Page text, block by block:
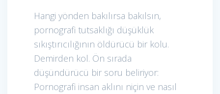
Hangi yönden bakılırsa bakılsın,
pornografi tutsaklığı düşüklük
sıkıştırıcılığının öldürücü bir kolu.
Demirden kol. Ön sırada
düşündürücü bir soru beliriyor:
Pornografi insan aklını niçin ve nasıl